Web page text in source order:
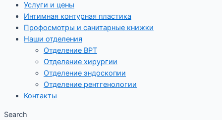
Услуги и цены
Интимная контурная пластика
Профосмотры и санитарные книжки
Наши отделения
Отделение ВРТ
Отделение хирургии
Отделение эндоскопии
Отделение рентгенологии
Контакты
Search